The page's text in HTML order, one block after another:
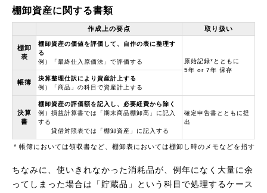
棚卸資産に関する書類
作成上の要点 取り扱い
棚卸
表
棚卸資産の価値を評価して、自作の表に整理す
る
例）「最終仕入原価法」で評価する
原始記録*とともに
5年 or 7年 保存
帳簿
決算整理仕訳により資産計上する
例）「商品」の科目で資産計上する
決算
書
棚卸資産の評価額を記入し、必要経費から除く
例）損益計算書では「期末商品棚卸高」に記入
する
貸借対照表では「棚卸資産」に記入する
確定申告書とともに提
出
* 帳簿においては領収書など、棚卸表においては棚卸し時のメモなどを指す
ちなみに、使いきれなかった消耗品が、例年になく大量に余
ってしまった場合は「貯蔵品」という科目で処理するケース